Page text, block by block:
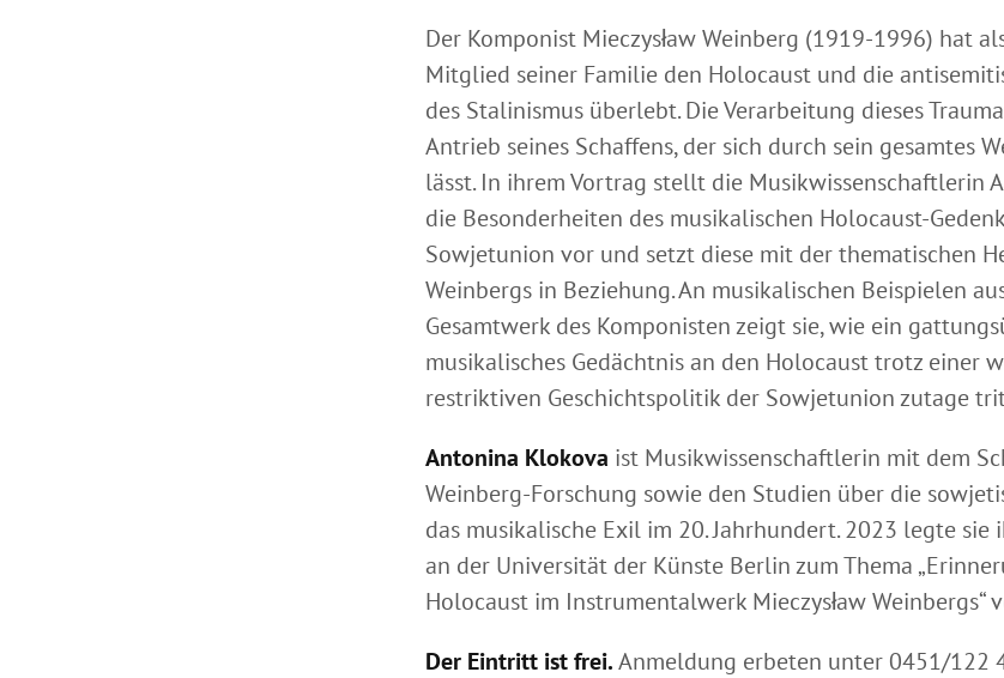
Der Komponist Mieczysław Weinberg (1919-1996) hat
Mitglied seiner Familie den Holocaust und die
des Stalinismus überlebt. Die Verarbeitung dieses
Antrieb seines Schaffens, der sich durch sein gesamtes
lässt. In ihrem Vortrag stellt die Musikwissenschaftlerin
die Besonderheiten des musikalischen Holocaust-
Sowjetunion vor und setzt diese mit der thematischen
Weinbergs in Beziehung. An musikalischen Beispielen
Gesamtwerk des Komponisten zeigt sie, wie ein
musikalisches Gedächtnis an den Holocaust trotz einer
restriktiven Geschichtspolitik der Sowjetunion zutage
Antonina Klokova ist Musikwissenschaftlerin mit dem
Weinberg-Forschung sowie den Studien über die
das musikalische Exil im 20. Jahrhundert. 2023 legte sie
an der Universität der Künste Berlin zum Thema
Holocaust im Instrumentalwerk Mieczysław Weinbergs“
Der Eintritt ist frei.Anmeldung erbeten unter 0451/122